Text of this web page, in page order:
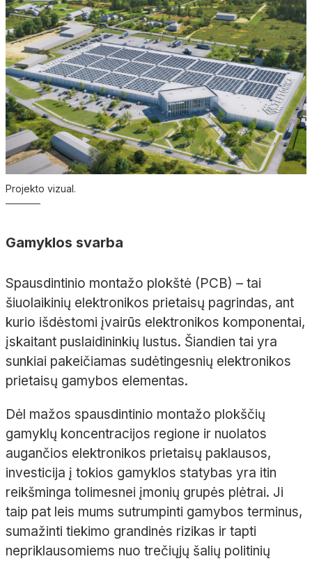
Projekto vizual.
Gamyklos svarba
Spausdintinio montažo plokštė (PCB) – tai
šiuolaikinių elektronikos prietaisų pagrindas, ant
kurio išdėstomi įvairūs elektronikos komponentai,
įskaitant puslaidininkių lustus. Šiandien tai yra
sunkiai pakeičiamas sudėtingesnių elektronikos
prietaisų gamybos elementas.
Dėl mažos spausdintinio montažo plokščių
gamyklų koncentracijos regione ir nuolatos
augančios elektronikos prietaisų paklausos,
investicija į tokios gamyklos statybas yra itin
reikšminga tolimesnei įmonių grupės plėtrai. Ji
taip pat leis mums sutrumpinti gamybos terminus,
sumažinti tiekimo grandinės rizikas ir tapti
nepriklausomiems nuo trečiųjų šalių politinių